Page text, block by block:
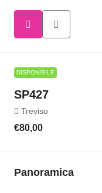
DISPONIBILE
SP427
Treviso
€80,00
Panoramica